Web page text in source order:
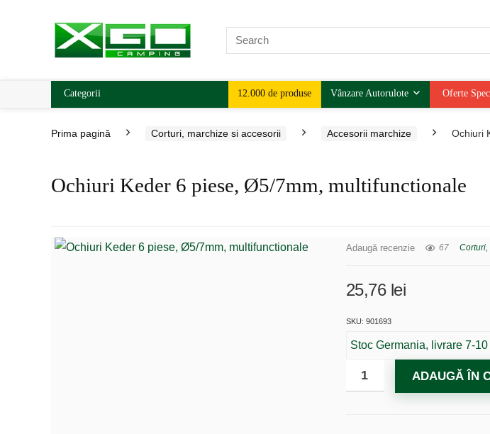
Categorii 12.000 de produse Vânzare Autorulote Oferte
Prima pagină Corturi, marchize si accesorii Accesorii marchize Ochiuri
Ochiuri Keder 6 piese, Ø5/7mm, multifunctionale
Adaugă recenzie 67 Corturi,
25,76 lei
SKU: 901693
Stoc Germania, livrare 7-
ADAUGĂ ÎN